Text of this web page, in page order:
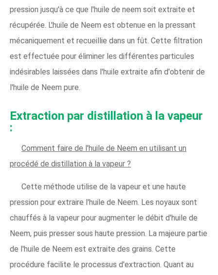
pression jusqu'à ce que l'huile de neem soit extraite et
récupérée. L'huile de Neem est obtenue en la pressant
mécaniquement et recueillie dans un fût. Cette filtration
est effectuée pour éliminer les différentes particules
indésirables laissées dans l'huile extraite afin d'obtenir de
l'huile de Neem pure.
Extraction par distillation à la vapeur
:
Comment faire de l'huile de Neem en utilisant un
procédé de distillation à la vapeur ?
Cette méthode utilise de la vapeur et une haute
pression pour extraire l'huile de Neem. Les noyaux sont
chauffés à la vapeur pour augmenter le débit d'huile de
Neem, puis presser sous haute pression. La majeure partie
de l'huile de Neem est extraite des grains. Cette
procédure facilite le processus d'extraction. Quant au